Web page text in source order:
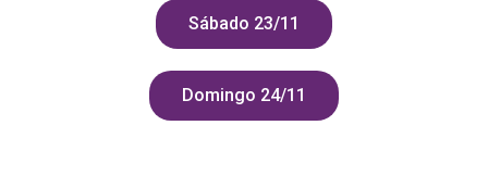
Sábado 23/11
Domingo 24/11